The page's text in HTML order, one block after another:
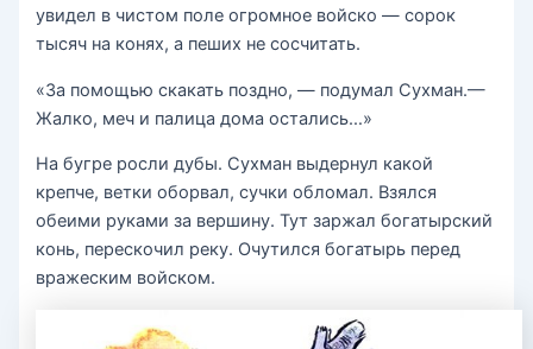
увидел в чистом поле огромное войско — сорок
тысяч на конях, а пеших не сосчитать.
«За помощью скакать поздно, — подумал Сухман.—
Жалко, меч и палица дома остались…»
На бугре росли дубы. Сухман выдернул какой
крепче, ветки оборвал, сучки обломал. Взялся
обеими руками за вершину. Тут заржал богатырский
конь, перескочил реку. Очутился богатырь перед
вражеским войском.